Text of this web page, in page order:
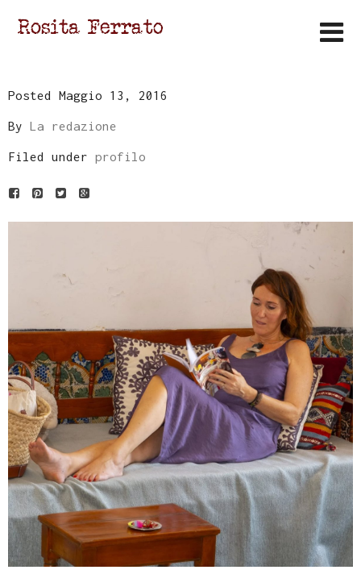
Posted Maggio 13, 2016
By La redazione
Filed under profilo